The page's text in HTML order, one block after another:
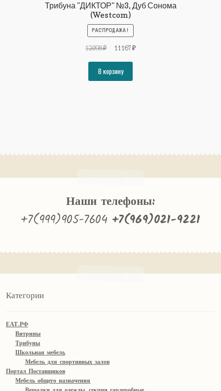
Трибуна "ДИКТОР" №3, Дуб Сонома
(Westcom)
РАСПРОДАЖА!
12098₽
Первоначальная
составляла
12098₽.
11167₽Текущая
В корзину
Наши телефоны:
+7(999)905-7604 +7(969)021-9221
Категории
ЕАТ.РФ
Витрины
Трибуны
Школьная мебель
Мебель для спортивных залов
Портал Поставщиков
Мебель общего назначения